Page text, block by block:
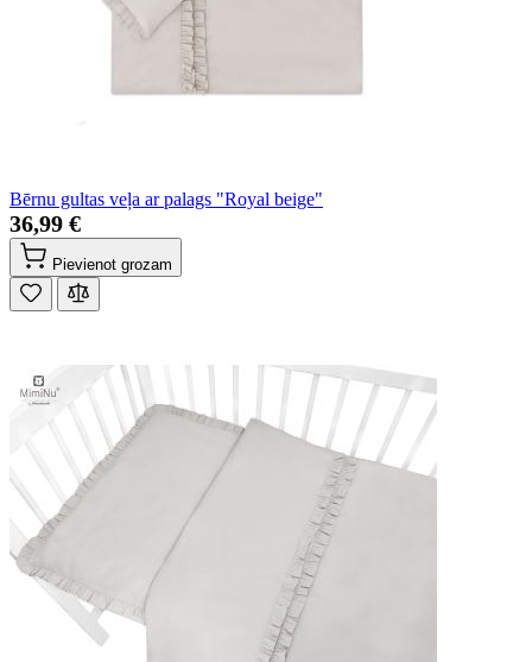
Bērnu gultas veļa ar palags "Royal beige"
36,99 €
Pievienot grozam